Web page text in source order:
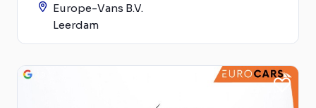
Europe-Vans B.V.
Leerdam